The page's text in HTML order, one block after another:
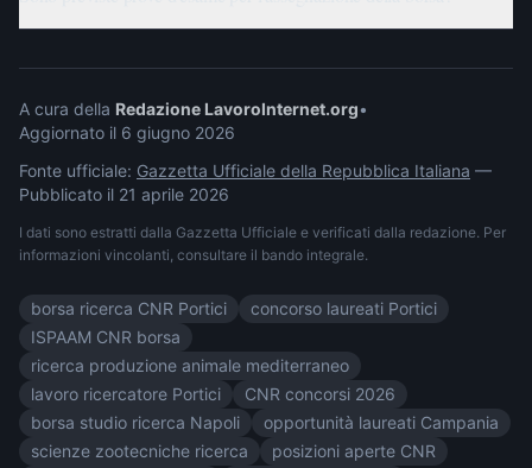
A cura della Redazione LavoroInternet.org•
Aggiornato il 6 giugno 2026
Fonte ufficiale: Gazzetta Ufficiale della Repubblica Italiana —
Pubblicato il 21 aprile 2026
I dati sono estratti dalla Gazzetta Ufficiale e verificati dalla redazione. Per
informazioni vincolanti, consultare il bando integrale.
borsa ricerca CNR Portici
concorso laureati Portici
ISPAAM CNR borsa
ricerca produzione animale mediterraneo
lavoro ricercatore Portici
CNR concorsi 2026
borsa studio ricerca Napoli
opportunità laureati Campania
scienze zootecniche ricerca
posizioni aperte CNR